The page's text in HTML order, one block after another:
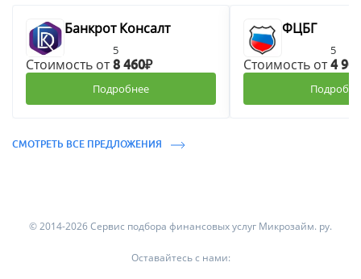
Банкрот Консалт
5
Стоимость от8 460₽
Подробнее
ФЦБГ
5
Стоимость от4
СМОТРЕТЬ ВСЕ ПРЕДЛОЖЕНИЯ
© 2014-2026 Сервис подбора финансовых услуг Микрозайм. ру.
Оставайтесь с нами: